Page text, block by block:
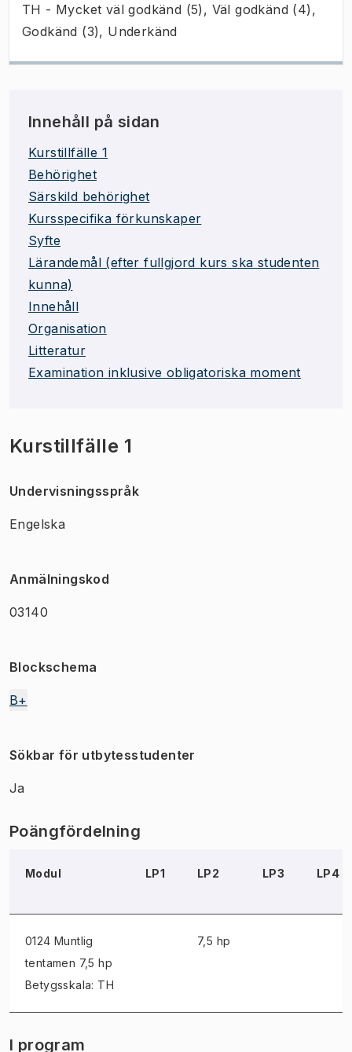
TH - Mycket väl godkänd (5), Väl godkänd (4),
Godkänd (3), Underkänd
Innehåll på sidan
Kurstillfälle 1
Behörighet
Särskild behörighet
Kursspecifika förkunskaper
Syfte
Lärandemål (efter fullgjord kurs ska studenten
kunna)
Innehåll
Organisation
Litteratur
Examination inklusive obligatoriska moment
Kurstillfälle 1
Undervisningsspråk
Engelska
Anmälningskod
03140
Blockschema
B+
Sökbar för utbytesstudenter
Ja
Poängfördelning
Modul LP1 LP2 LP3 LP4
0124 Muntlig
tentamen 7,5 hp
Betygsskala: TH
7,5 hp
I program